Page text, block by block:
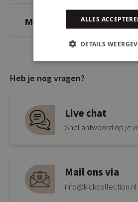
Mix & Match
Heb je nog vragen?
Live chat
Snel antwoord op je
Mail ons via
info@kickcollection.nl
ALLES
DETAILS